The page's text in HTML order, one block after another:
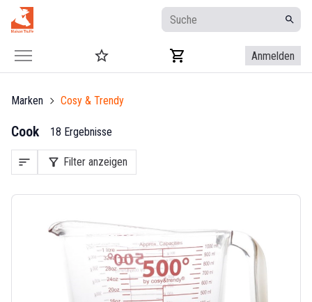
Anmelden
Marken Cosy & Trendy
Cook 18 Ergebnisse
sort filter_alt Filter anzeigen